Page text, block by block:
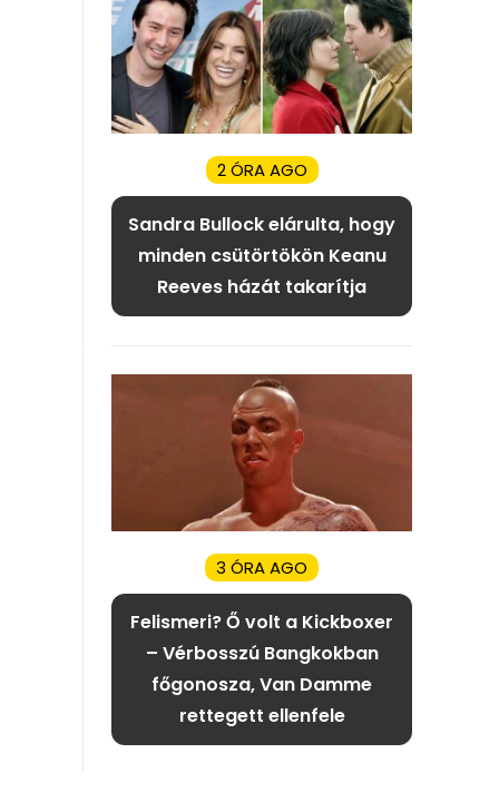
2 ÓRA AGO
Sandra Bullock elárulta, hogy
minden csütörtökön Keanu
Reeves házát takarítja
3 ÓRA AGO
Felismeri? Ő volt a Kickboxer
– Vérbosszú Bangkokban
főgonosza, Van Damme
rettegett ellenfele